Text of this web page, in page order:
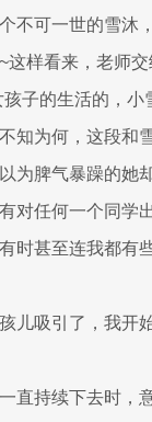
不可一世的雪沐
样看来，老师
子的生活的，小
知为何，这段和
为脾气暴躁的她
对任何一个同学出
时甚至连我都有
儿吸引了，我开
直持续下去时，